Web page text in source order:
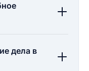
дела в